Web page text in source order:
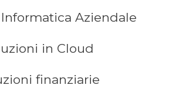
Aziendale
in Cloud
finanziarie